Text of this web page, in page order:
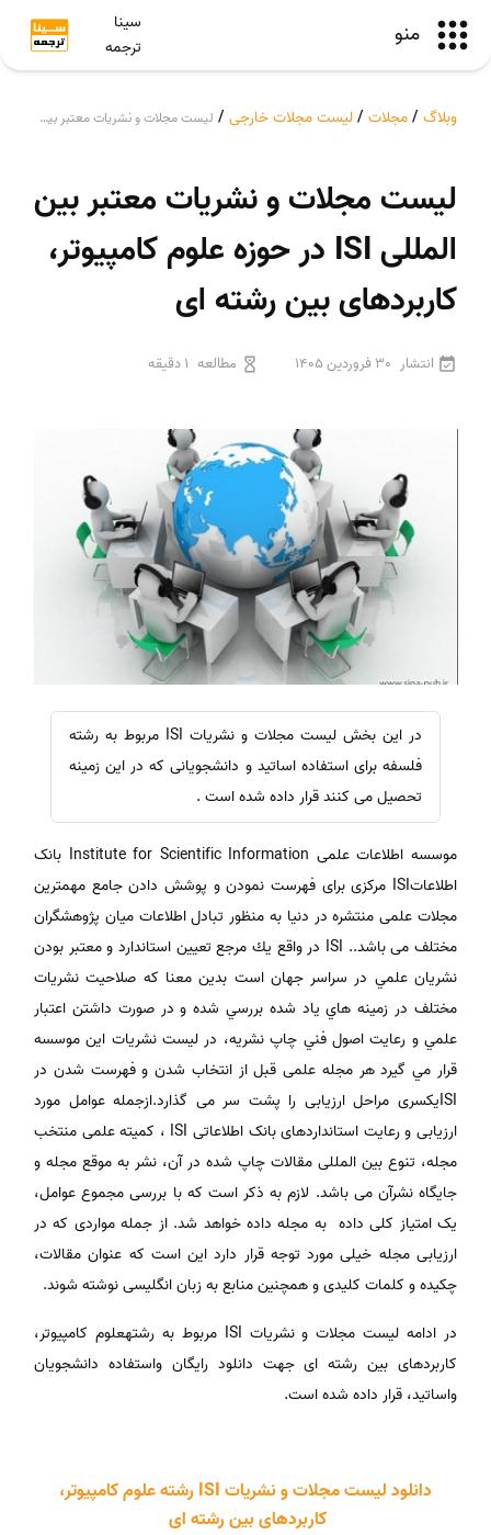
منو
سینا
ترجمه
وبلاگ /مجلات /لیست مجلات خارجی / لیست مجلات و نشریات معتبر بین المللی ISI در حوزه علوم کامپیوتر، کاربردهای بین رشته ای
لیست مجلات و نشریات معتبر بین
المللی ISI در حوزه علوم کامپیوتر،
کاربردهای بین رشته ای
انتشار 30 فروردین 1405 مطالعه 1 دقیقه
در این بخش لیست مجلات و نشریات ISI مربوط به رشته
فلسفه برای استفاده اساتید و دانشجویانی که در این زمینه
تحصیل می کنند قرار داده شده است .
موسسه اطلاعات علمی Institute for Scientific Information بانک
اطلاعاتISI مرکزی برای فهرست نمودن و پوشش دادن جامع مهمترین
مجلات علمی منتشره در دنیا به منظور تبادل اطلاعات میان پژوهشگران
مختلف می باشد.. ISI در واقع يك مرجع تعيين استاندارد و معتبر بودن
نشريان علمي در سراسر جهان است بدين معنا كه صلاحيت نشريات
مختلف در زمينه هاي ياد شده بررسي شده و در صورت داشتن اعتبار
علمي و رعايت اصول فني چاپ نشريه، در ليست نشريات اين موسسه
قرار مي گيرد هر مجله علمی قبل از انتخاب شدن و فهرست شدن در
ISIیکسری مراحل ارزیابی را پشت سر می گذارد.ازجمله عوامل مورد
ارزیابی و رعایت استانداردهای بانک اطلاعاتی ISI ، کمیته علمی منتخب
مجله، تنوع بین المللی مقالات چاپ شده در آن، نشر به موقع مجله و
جایگاه نشرآن می باشد. لازم به ذکر است که با بررسی مجموع عوامل،
یک امتیاز کلی داده به مجله داده خواهد شد. از جمله مواردی که در
ارزیابی مجله خیلی مورد توجه قرار دارد این است که عنوان مقالات،
چکیده و کلمات کلیدی و همچنین منابع به زبان انگلیسی نوشته شوند.
در ادامه لیست مجلات و نشریات ISI مربوط به رشتهعلوم کامپیوتر،
کاربردهای بین رشته ای جهت دانلود رایگان واستفاده دانشجویان
واساتید، قرار داده شده است.
دانلود لیست مجلات و نشریات ISI رشته علوم کامپیوتر،
کاربردهای بین رشته ای